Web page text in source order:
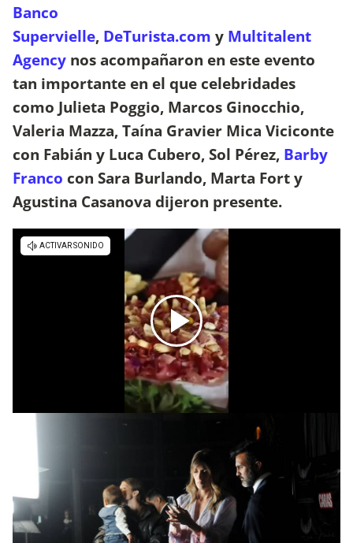
Banco
Supervielle, DeTurista.com y Multitalent
Agency nos acompañaron en este evento
tan importante en el que celebridades
como Julieta Poggio, Marcos Ginocchio,
Valeria Mazza, Taína Gravier Mica Viciconte
con Fabián y Luca Cubero, Sol Pérez, Barby
Franco con Sara Burlando, Marta Fort y
Agustina Casanova dijeron presente.